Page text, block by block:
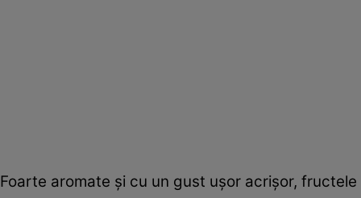
Foarte aromate şi cu un gust uşor acrişor,